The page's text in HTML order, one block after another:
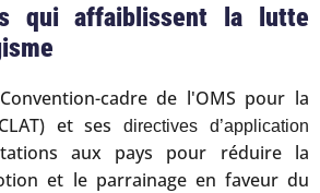
qui affaiblissent la lutte
cadre de l'OMS pour la
et sesdirectives d’application
aux pays pour réduire la
et le parrainage en faveur du